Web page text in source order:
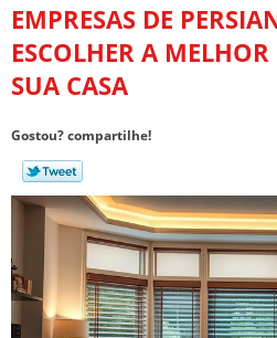
EMPRESAS DE
ESCOLHER A
SUA CASA
Gostou? compartilhe!